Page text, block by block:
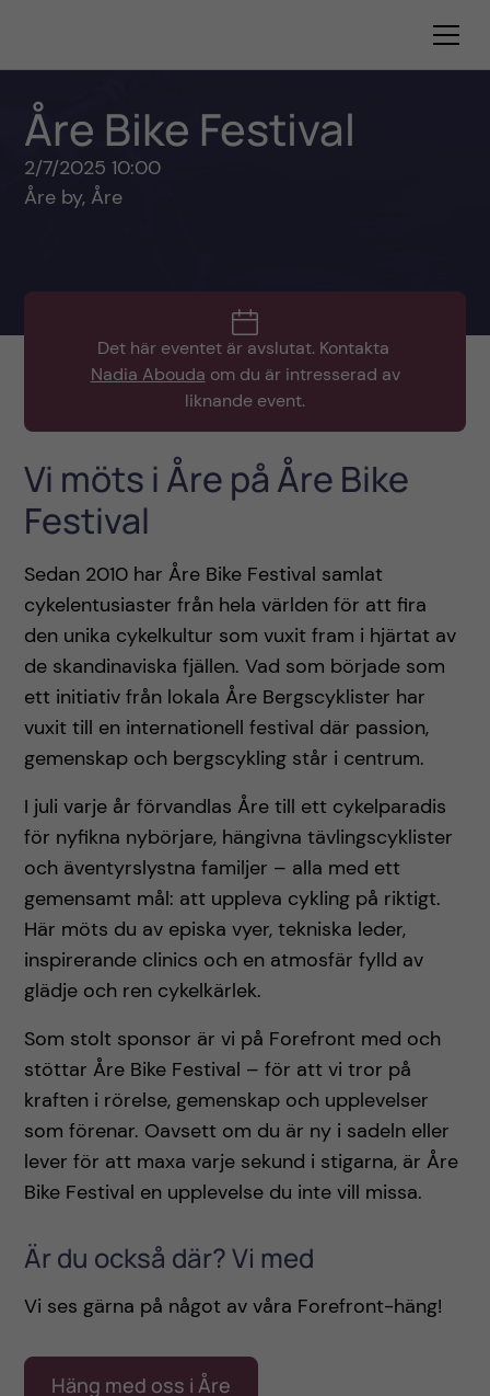
Åre Bike Festival
2/7/2025 10:00
Åre by, Åre
Det här eventet är avslutat. Kontakta
Nadia Abouda om du är intresserad av
liknande event.
Vi möts i Åre på Åre Bike
Festival
Sedan 2010 har Åre Bike Festival samlat
cykelentusiaster från hela världen för att fira
den unika cykelkultur som vuxit fram i hjärtat av
de skandinaviska fjällen. Vad som började som
ett initiativ från lokala Åre Bergscyklister har
vuxit till en internationell festival där passion,
gemenskap och bergscykling står i centrum.
I juli varje år förvandlas Åre till ett cykelparadis
för nyfikna nybörjare, hängivna tävlingscyklister
och äventyrslystna familjer – alla med ett
gemensamt mål: att uppleva cykling på riktigt.
Här möts du av episka vyer, tekniska leder,
inspirerande clinics och en atmosfär fylld av
glädje och ren cykelkärlek.
Som stolt sponsor är vi på Forefront med och
stöttar Åre Bike Festival – för att vi tror på
kraften i rörelse, gemenskap och upplevelser
som förenar. Oavsett om du är ny i sadeln eller
lever för att maxa varje sekund i stigarna, är Åre
Bike Festival en upplevelse du inte vill missa.
Är du också där? Vi med
Vi ses gärna på något av våra Forefront-häng!
Häng med oss i Åre